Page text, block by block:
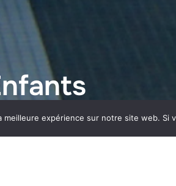
expérience sur notre site web.